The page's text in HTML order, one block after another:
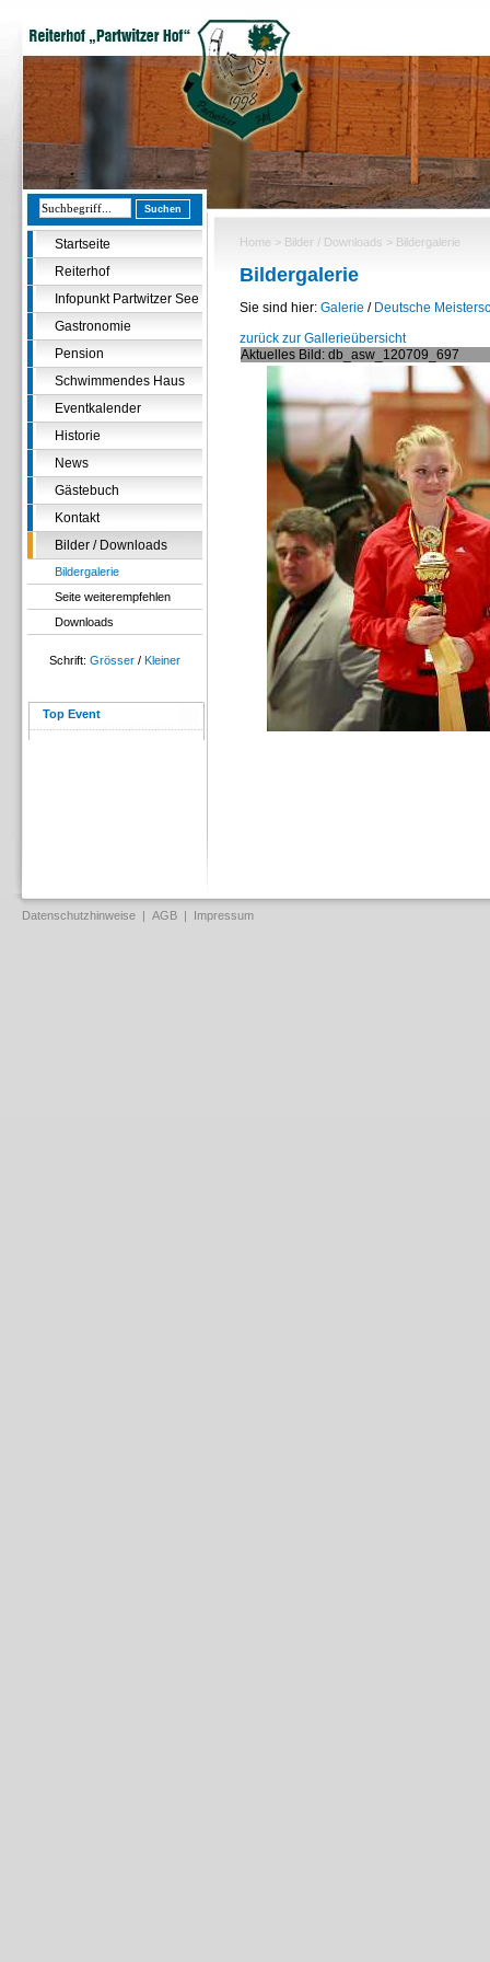
Startseite
Reiterhof
Infopunkt Partwitzer See
Gastronomie
Pension
Schwimmendes Haus
Eventkalender
Historie
News
Gästebuch
Kontakt
Bilder / Downloads
Bildergalerie
Seite weiterempfehlen
Downloads
Schrift: Grösser / Kleiner
Top Event
Home > Bilder / Downloads > Bildergalerie
Bildergalerie
Sie sind hier: Galerie / Deutsche
zurück zur Gallerieübersicht
Aktuelles Bild: db_asw_120709_697
Datenschutzhinweise | AGB | Impressum